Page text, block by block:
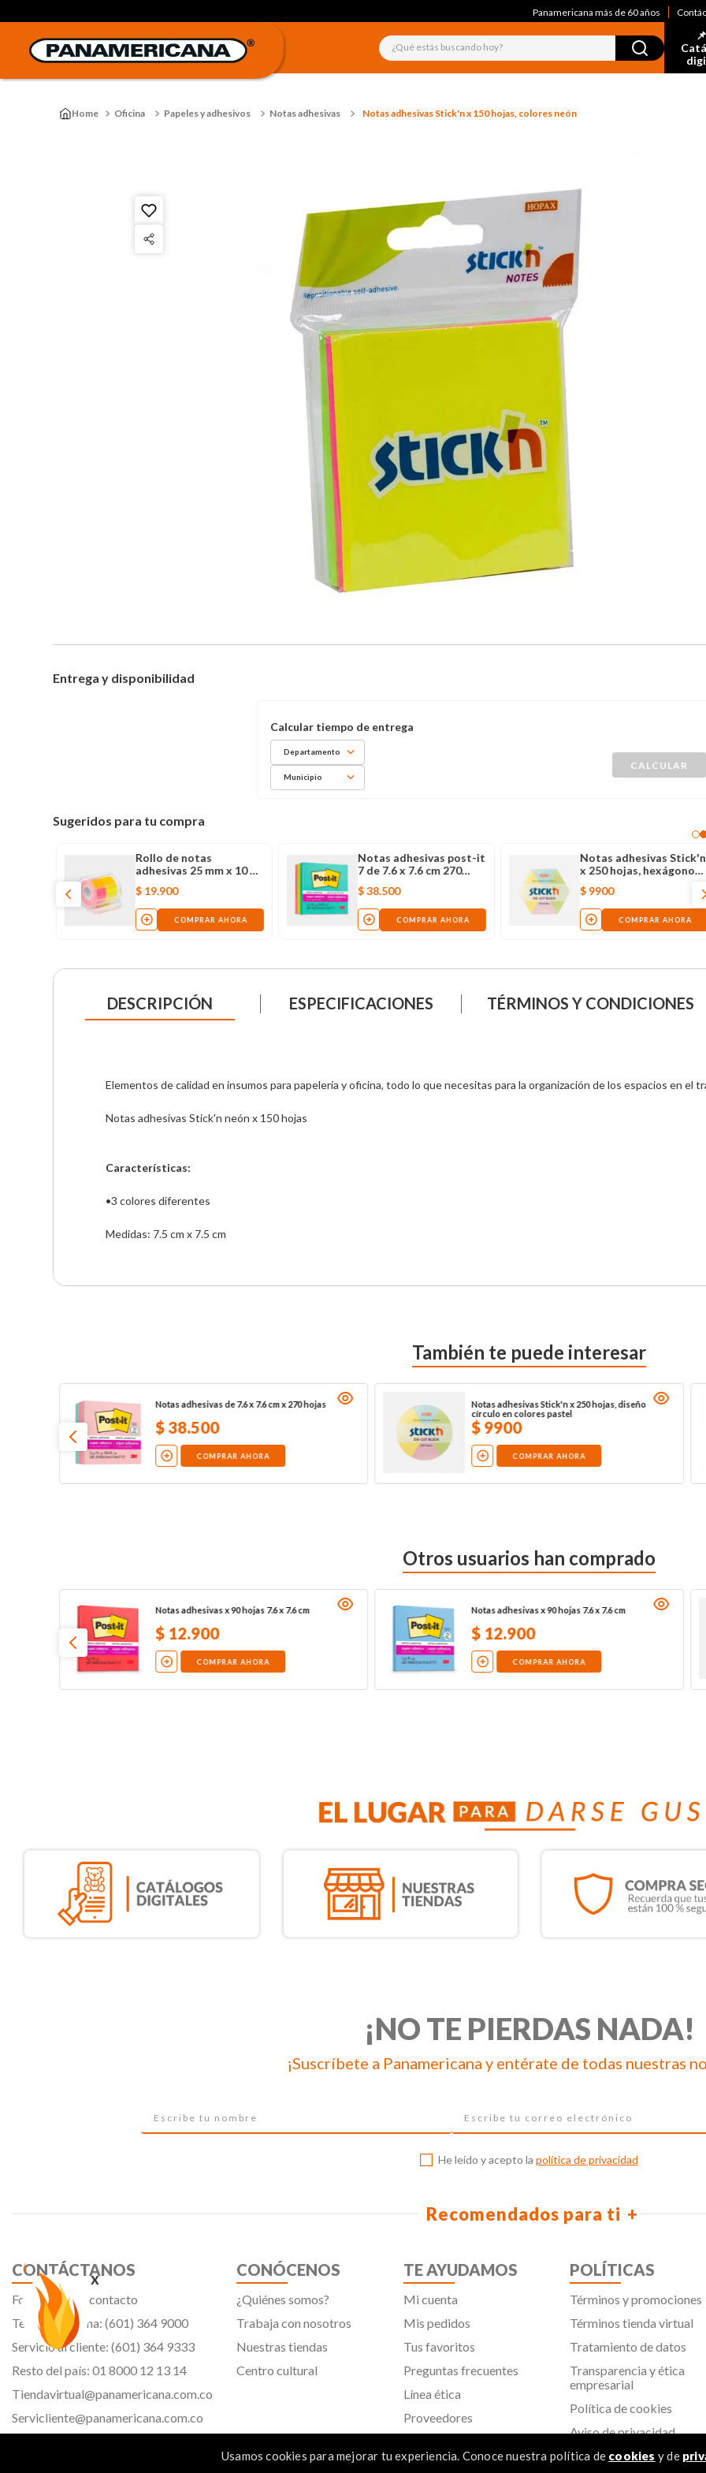
x
Usamos cookies para mejorar tu experiencia. Conoce nuestra política de cookies y de
Panamericana más de 60 años
¿Qué estás buscando hoy?
Oficina Papeles y adhesivos Notas adhesivas Notas adhesivas Stick'n x 150 hojas, colores neón
Entrega y disponibilidad
Departamento
Municipio
Sugeridos para tu compra
Rollo de notas
adhesivas 25 mm x 10 m
dispensador
$
COMPRAR AHORA
Notas adhesivas post-it
7 de 7.6 x 7.6 cm 270
$
COMPRAR AHORA
Notas adhesivas
x 250 hojas,
COMPRAR
DESCRIPCIÓN ESPECIFICACIONES TÉRMINOS Y CONDICIONES
Elementos de calidad en insumos para papelería y oficina, todo lo que necesitas para la organización de los espacios en el
Notas adhesivas Stick'n neón x 150 hojas
Características:
•3 colores diferentes
Medidas: 7.5 cm x 7.5 cm
También te puede interesar
Notas adhesivas de 7.6 x 7.6 cm x 270 hojas
$ 38.500
COMPRAR AHORA
Notas adhesivas Stick'n x 250 hojas, diseño
círculo en colores pastel
$ 9900
COMPRAR AHORA
Otros usuarios han comprado
Notas adhesivas x 90 hojas 7.6 x 7.6 cm
$ 12.900
COMPRAR AHORA
Notas adhesivas x 90 hojas 7.6 x 7.6 cm
$ 12.900
COMPRAR AHORA
¡NO TE PIERDAS NADA!
¡Suscríbete a Panamericana y entérate de todas nuestras
He leído y acepto la política de privacidad
Recomendados para ti
CONTÁCTANOS
Formulario de contacto
Teléfono oficina: (601) 364 9000
Servicio al cliente: (601) 364 9333
Resto del país: 01 8000 12 13 14
Tiendavirtual@panamericana.com.co
Servicliente@panamericana.com.co
CONÓCENOS
¿Quiénes somos?
Trabaja con nosotros
Nuestras tiendas
Centro cultural
TE AYUDAMOS
Mi cuenta
Mis pedidos
Tus favoritos
Preguntas frecuentes
Línea ética
Proveedores
POLÍTICAS
Términos y promociones
Términos tienda virtual
Tratamiento de datos
Transparencia y ética
empresarial
Política de cookies
Aviso de privacidad
SIC